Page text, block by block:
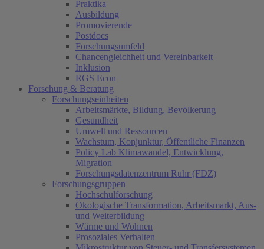
Praktika
Ausbildung
Promovierende
Postdocs
Forschungsumfeld
Chancengleichheit und Vereinbarkeit
Inklusion
RGS Econ
Forschung & Beratung
Forschungseinheiten
Arbeitsmärkte, Bildung, Bevölkerung
Gesundheit
Umwelt und Ressourcen
Wachstum, Konjunktur, Öffentliche Finanzen
Policy Lab Klimawandel, Entwicklung,
Migration
Forschungsdatenzentrum Ruhr (FDZ)
Forschungsgruppen
Hochschulforschung
Ökologische Transformation, Arbeitsmarkt, Aus-
und Weiterbildung
Wärme und Wohnen
Prosoziales Verhalten